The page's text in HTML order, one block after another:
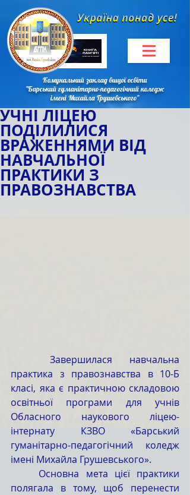
Комунальний заклад вищої освіти
"Барський гуманітарно-педагогічний коледж
імені Михайла Грушевського"
УЧНІ ЛІЦЕЮ
ПОДІЛИЛИСЯ
ВРАЖЕННЯМИ ВІД
НАВЧАЛЬНОЇ
ПРАКТИКИ З
ПРАВОЗНАВСТВА
практика з правознавства в 10-Б
класі, яка є практичною складовою
освітньої програми для учнів
Обласного наукового ліцею-
інтернату КЗВО «Барський
гуманітарно-педагогічний коледж
імені Михайла Грушевського».
полягала в тому, щоб перенести